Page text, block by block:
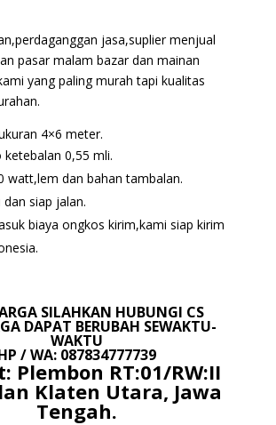
jasa,suplier menjual
pasar malam bazar dan mainan
yang paling murah tapi kualitas
4×6 meter.
ketebalan 0,55 mli.
watt,lem dan bahan tambalan.
siap jalan.
biaya ongkos kirim,kami siap kirim
SILAHKAN HUBUNGI CS
DAPAT BERUBAH SEWAKTU-
WAKTU
/ WA: 087834777739
Plembon RT:01/RW:II
Klaten Utara, Jawa
Tengah.